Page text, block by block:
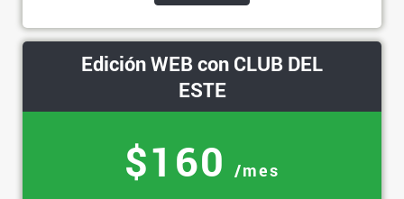
Edición WEB con CLUB DEL
ESTE
$160 /mes